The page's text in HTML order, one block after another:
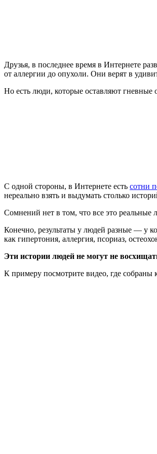
Друзья, в последнее время в Интернете
от аллергии до опухоли. Они верят в
Но есть люди, которые оставляют гневные
С одной стороны, в Интернете есть сотни
нереально взять и выдумать столько
Сомнений нет в том, что все это реальные
Конечно, результаты у людей разные — у
как гипертония, аллергия, псориаз,
Эти истории людей не могут не
К примеру посмотрите видео, где